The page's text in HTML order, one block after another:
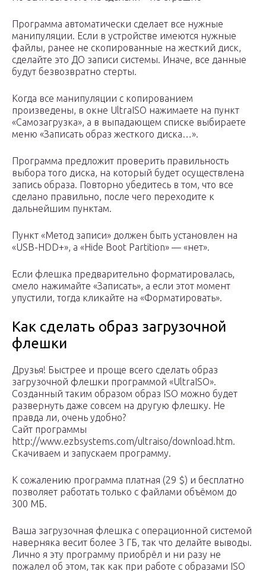
Программа автоматически сделает все нужные
манипуляции. Если в устройстве имеются нужные
файлы, ранее не скопированные на жесткий диск,
сделайте это ДО записи системы. Иначе, все данные
будут безвозвратно стерты.
Когда все манипуляции с копированием
произведены, в окне UltraISO нажимаете на пункт
«Самозагрузка», а в выпадающем списке выбираете
меню «Записать образ жесткого диска…».
Программа предложит проверить правильность
выбора того диска, на который будет осуществлена
запись образа. Повторно убедитесь в том, что все
сделано правильно, после чего переходите к
дальнейшим пунктам.
Пункт «Метод записи» должен быть установлен на
«USB-HDD+», а «Hide Boot Partition» — «нет».
Если флешка предварительно форматировалась,
смело нажимайте «Записать», а если этот момент
упустили, тогда кликайте на «Форматировать».
Как сделать образ загрузочной
флешки
Друзья! Быстрее и проще всего сделать образ
загрузочной флешки программой «UltraISO».
Созданный таким образом образ ISO можно будет
развернуть даже совсем на другую флешку. Не
правда ли, очень удобно?
Сайт программы
http://www.ezbsystems.com/ultraiso/download.htm.
Скачиваем и запускаем программу.
К сожалению программа платная (29 $) и бесплатно
позволяет работать только с файлами объёмом до
300 МБ.
Ваша загрузочная флешка с операционной системой
наверняка весит более 3 ГБ, так что делайте выводы.
Лично я эту программу приобрёл и ни разу не
пожалел об этом, так как при работе с образами ISO